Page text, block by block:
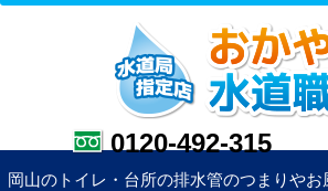
0120-492-315
岡山のトイレ・台所の排水管のつまりや